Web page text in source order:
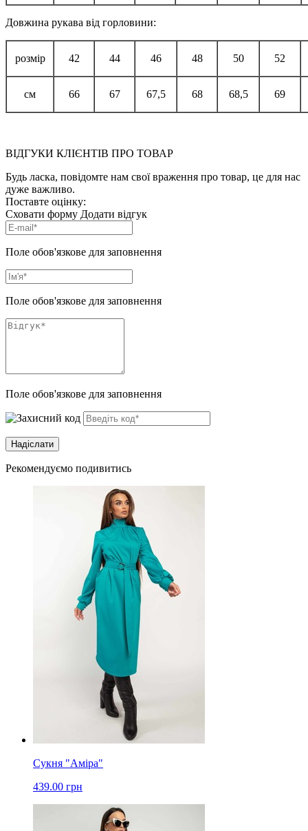
Довжина рукава від горловини:
розмір 42 44 46 48 50 52
см 66 67 67,5 68 68,5 69
ВІДГУКИ КЛІЄНТІВ ПРО ТОВАР
Будь ласка, повідомте нам свої враження про товар, це для нас
дуже важливо.
Поставте оцінку:
Сховати форму Додати відгук
Поле обов'язкове для заповнення
Поле обов'язкове для заповнення
Поле обов'язкове для заповнення
Рекомендуємо подивитись
Сукня "Аміра"
439.00 грн